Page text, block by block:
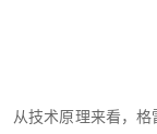
从技术原理来看，